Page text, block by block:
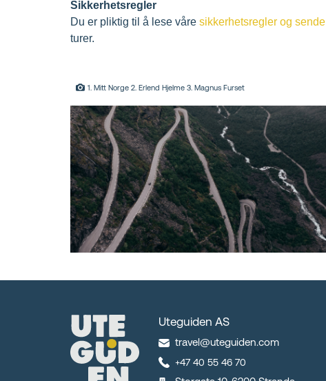
1. Mitt Norge 2. Erlend Hjelme 3. Magnus Furset
Uteguiden AS
travel@uteguiden.com
+47 40 55 46 70